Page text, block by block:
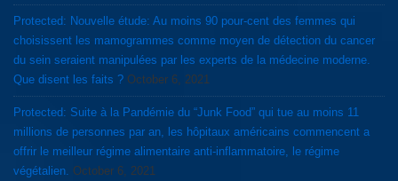
Protected: Nouvelle étude: Au moins 90 pour-cent des femmes qui
choisissent les mamogrammes comme moyen de détection du cancer
du sein seraient manipulées par les experts de la médecine moderne.
Que disent les faits ? October 6, 2021
Protected: Suite à la Pandémie du “Junk Food” qui tue au moins 11
millions de personnes par an, les hôpitaux américains commencent a
offrir le meilleur régime alimentaire anti-inflammatoire, le régime
végétalien. October 6, 2021